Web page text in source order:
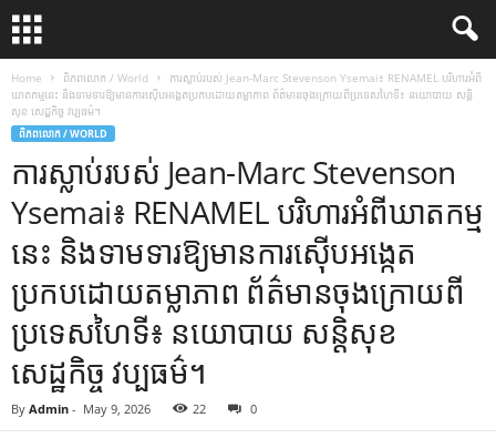
Home ពិភពលោក / World
ការស្លាប់របស់ Jean-Marc Stevenson Ysemai៖ RENAMEL បរិហារអំពី
ឃាតកម្មនេះ និងទាមទារឱ្យមានការស៊ើបអង្កេតប្រកបដោយតម្លាភាព ព័ត៌មានចុងក្រោយពីប្រទេសហៃទី៖ នយោបាយ សន្តិ
សុខ សេដ្ឋកិច្ច វប្បធម៌។
ពិភពលោក / WORLD
ការស្លាប់របស់ Jean-Marc Stevenson
Ysemai៖ RENAMEL បរិហារអំពីឃាតកម្ម
នេះ និងទាមទារឱ្យមានការស៊ើបអង្កេត
ប្រកបដោយតម្លាភាព ព័ត៌មានចុងក្រោយពី
ប្រទេសហៃទី៖ នយោបាយ សន្តិសុខ
សេដ្ឋកិច្ច វប្បធម៌។
By Admin - May 9, 2026 22 0